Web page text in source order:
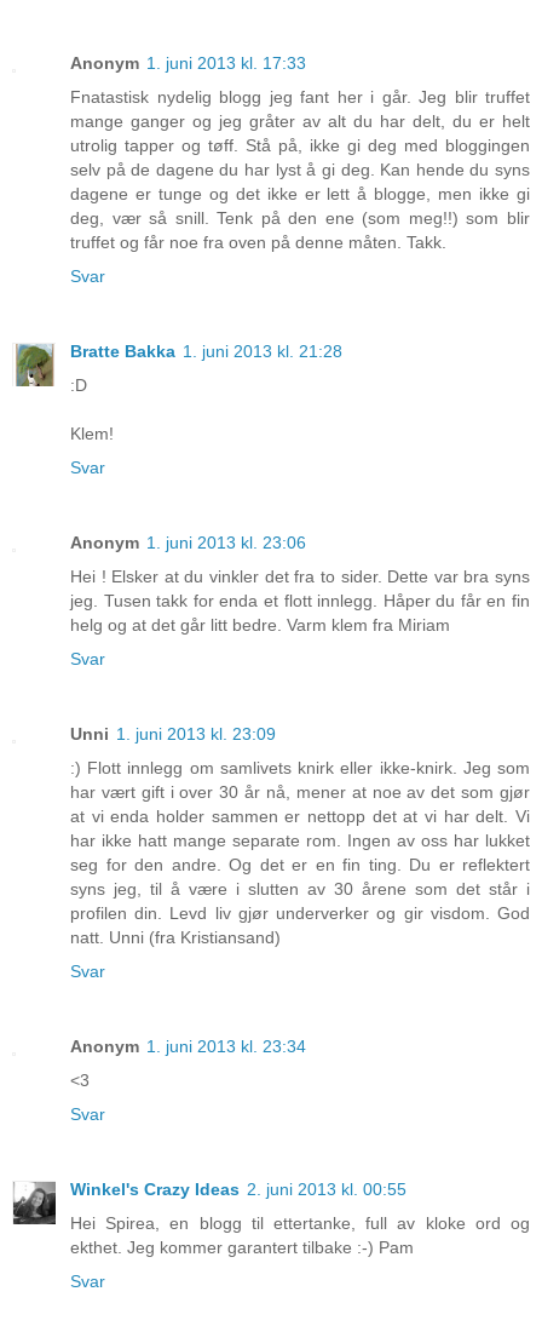
Anonym 1. juni 2013 kl. 17:33
Fnatastisk nydelig blogg jeg fant her i går. Jeg blir truffet
mange ganger og jeg gråter av alt du har delt, du er helt
utrolig tapper og tøff. Stå på, ikke gi deg med bloggingen
selv på de dagene du har lyst å gi deg. Kan hende du syns
dagene er tunge og det ikke er lett å blogge, men ikke gi
deg, vær så snill. Tenk på den ene (som meg!!) som blir
truffet og får noe fra oven på denne måten. Takk.
Svar
Bratte Bakka 1. juni 2013 kl. 21:28
:D
Klem!
Svar
Anonym 1. juni 2013 kl. 23:06
Hei ! Elsker at du vinkler det fra to sider. Dette var bra syns
jeg. Tusen takk for enda et flott innlegg. Håper du får en fin
helg og at det går litt bedre. Varm klem fra Miriam
Svar
Unni 1. juni 2013 kl. 23:09
:) Flott innlegg om samlivets knirk eller ikke-knirk. Jeg som
har vært gift i over 30 år nå, mener at noe av det som gjør
at vi enda holder sammen er nettopp det at vi har delt. Vi
har ikke hatt mange separate rom. Ingen av oss har lukket
seg for den andre. Og det er en fin ting. Du er reflektert
syns jeg, til å være i slutten av 30 årene som det står i
profilen din. Levd liv gjør underverker og gir visdom. God
natt. Unni (fra Kristiansand)
Svar
Anonym 1. juni 2013 kl. 23:34
<3
Svar
Winkel's Crazy Ideas 2. juni 2013 kl. 00:55
Hei Spirea, en blogg til ettertanke, full av kloke ord og
ekthet. Jeg kommer garantert tilbake :-) Pam
Svar